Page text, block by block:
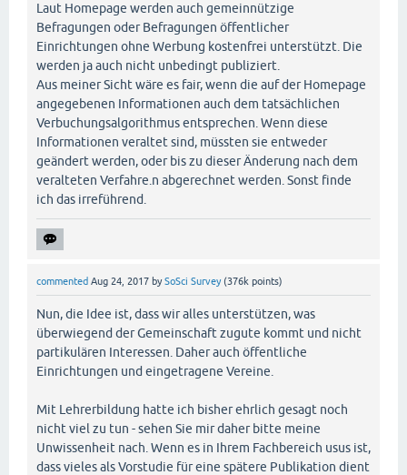
Laut Homepage werden auch gemeinnützige
Befragungen oder Befragungen öffentlicher
Einrichtungen ohne Werbung kostenfrei unterstützt. Die
werden ja auch nicht unbedingt publiziert.
Aus meiner Sicht wäre es fair, wenn die auf der Homepage
angegebenen Informationen auch dem tatsächlichen
Verbuchungsalgorithmus entsprechen. Wenn diese
Informationen veraltet sind, müssten sie entweder
geändert werden, oder bis zu dieser Änderung nach dem
veralteten Verfahre.n abgerechnet werden. Sonst finde
ich das irreführend.
commented Aug 24, 2017 bySoSci Survey (376k points)
Nun, die Idee ist, dass wir alles unterstützen, was
überwiegend der Gemeinschaft zugute kommt und nicht
partikulären Interessen. Daher auch öffentliche
Einrichtungen und eingetragene Vereine.
Mit Lehrerbildung hatte ich bisher ehrlich gesagt noch
nicht viel zu tun - sehen Sie mir daher bitte meine
Unwissenheit nach. Wenn es in Ihrem Fachbereich usus ist,
dass vieles als Vorstudie für eine spätere Publikation dient